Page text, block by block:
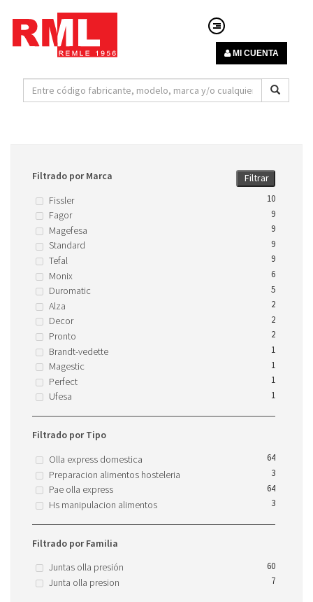
MI CUENTA
Filtrar
Filtrado por Marca
Fissler
10
Fagor 9
Magefesa 9
Standard 9
Tefal 9
Monix 6
Duromatic 5
Alza 2
Decor 2
Pronto 2
Brandt-vedette 1
Magestic 1
Perfect 1
Ufesa 1
Filtrado por Tipo
Olla express domestica
64
Preparacion alimentos hosteleria 3
Pae olla express 64
Hs manipulacion alimentos 3
Filtrado por Familia
Juntas olla presión
60
Junta olla presion 7